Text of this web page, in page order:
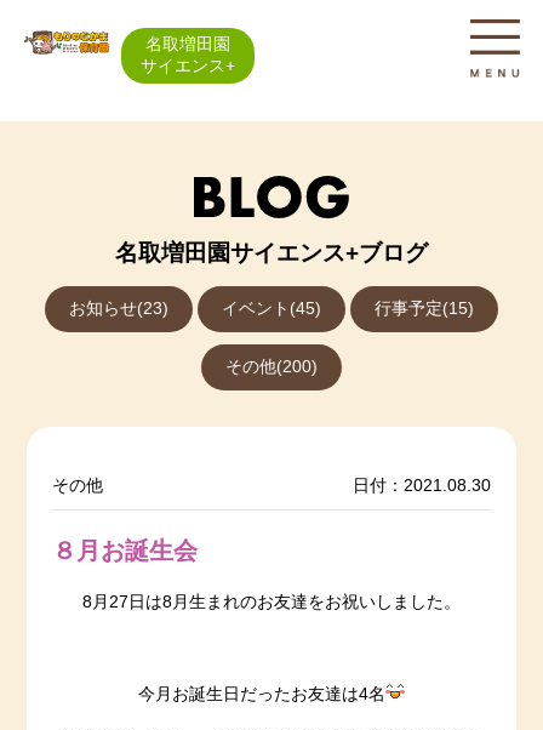
名取増田園
サイエンス+
名取増田園サイエンス+ブログ
お知らせ(23) イベント(45) 行事予定(15)
その他(200)
その他 日付：2021.08.30
８月お誕生会
8月27日は8月生まれのお友達をお祝いしました。
今月お誕生日だったお友達は4名